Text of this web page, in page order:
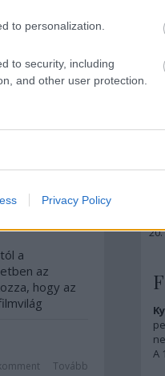
to personalization.
to security, including
and other user protection.
Privacy Policy
tragikus
dolgokról
Tovább
Mars
a
az
hogy az
a szóbanTovább
A